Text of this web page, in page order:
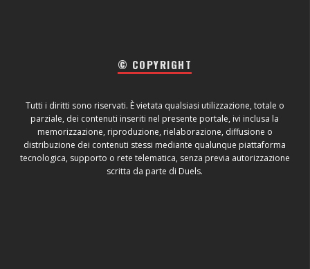
© COPYRIGHT
Tutti i diritti sono riservati. È vietata qualsiasi utilizzazione, totale o
parziale, dei contenuti inseriti nel presente portale, ivi inclusa la
memorizzazione, riproduzione, rielaborazione, diffusione o
distribuzione dei contenuti stessi mediante qualunque piattaforma
tecnologica, supporto o rete telematica, senza previa autorizzazione
scritta da parte di Duels.